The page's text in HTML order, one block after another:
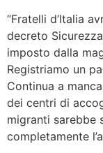
“Fratelli d’Italia
decreto
imposto dalla
Registriamo un
Continua a
dei centri di
migranti sarebbe
completamente